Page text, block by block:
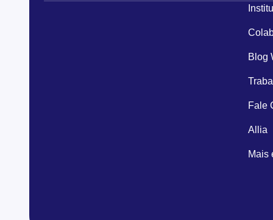
Blog
Fale
Allia
Mais